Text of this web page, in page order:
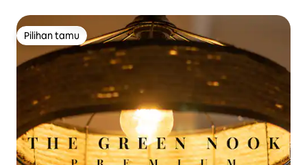
Pilihan tamu
Pilihan tamu